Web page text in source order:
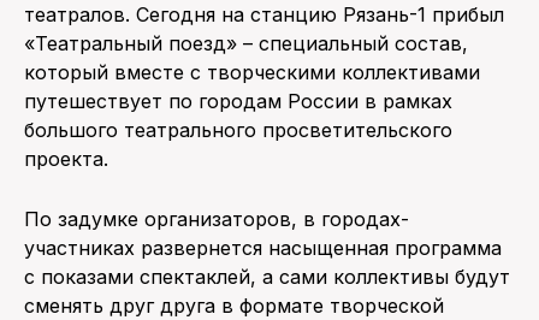
театралов. Сегодня на станцию Рязань-1 прибыл
«Театральный поезд» – специальный состав,
который вместе с творческими коллективами
путешествует по городам России в рамках
большого театрального просветительского
проекта.
По задумке организаторов, в городах-
участниках развернется насыщенная программа
с показами спектаклей, а сами коллективы будут
сменять друг друга в формате творческой